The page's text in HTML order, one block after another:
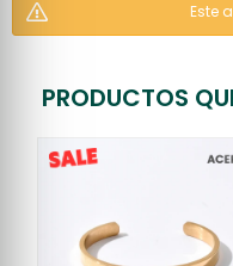
Este
PRODUCTOS